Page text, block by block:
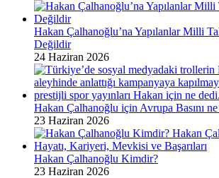
Hakan Çalhanoğlu’na Yapılanlar Milli
Değildir
24 Haziran 2026
Hakan Çalhanoğlu için Avrupa Basını
23 Haziran 2026
Hakan Çalhanoğlu Kimdir?
23 Haziran 2026